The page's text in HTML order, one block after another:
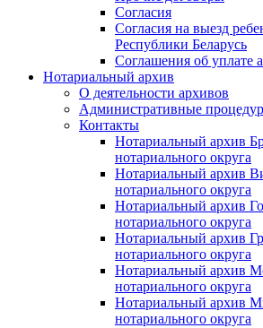
Согласия
Согласия на выезд
Республики Беларусь
Соглашения об уплате
Нотариальный архив
О деятельности архивов
Административные
Контакты
Нотариальный архив
нотариального округа
Нотариальный архив
нотариального округа
Нотариальный архив
нотариального округа
Нотариальный архив
нотариального округа
Нотариальный архив
нотариального округа
Нотариальный архив
нотариального округа